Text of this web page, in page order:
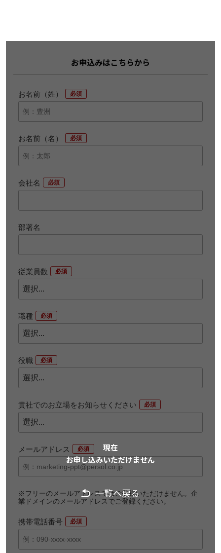
お申込みはこちらから
現在
お申し込みいただけません
一覧へ戻る
お名前（姓）
お名前（名）
会社名
部署名
従業員数
職種
役職
貴社でのお立場をお知らせください
メールアドレス
※フリーのメールアドレスではご登録いただけません。企
業ドメインのメールアドレスでご登録ください。
携帯電話番号